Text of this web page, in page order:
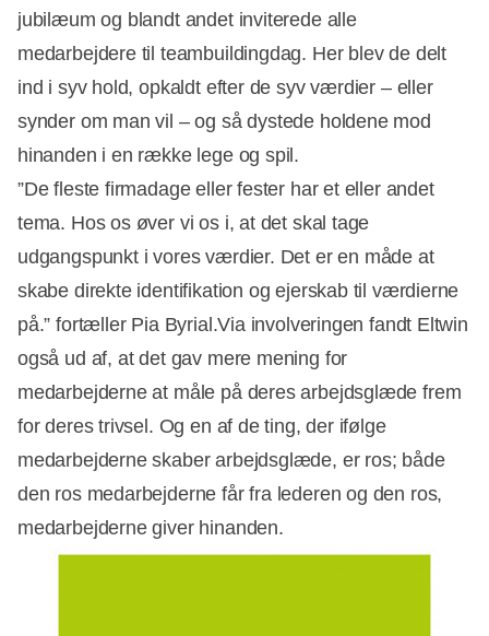
jubilæum og blandt andet inviterede alle
medarbejdere til teambuildingdag. Her blev de delt
ind i syv hold, opkaldt efter de syv værdier – eller
synder om man vil – og så dystede holdene mod
hinanden i en række lege og spil.
”De fleste firmadage eller fester har et eller andet
tema. Hos os øver vi os i, at det skal tage
udgangspunkt i vores værdier. Det er en måde at
skabe direkte identifikation og ejerskab til værdierne
på.” fortæller Pia Byrial.Via involveringen fandt Eltwin
også ud af, at det gav mere mening for
medarbejderne at måle på deres arbejdsglæde frem
for deres trivsel. Og en af de ting, der ifølge
medarbejderne skaber arbejdsglæde, er ros; både
den ros medarbejderne får fra lederen og den ros,
medarbejderne giver hinanden.